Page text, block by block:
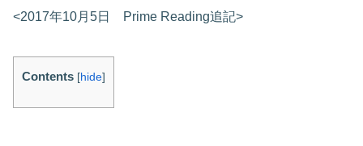
<2017年10月5日 Prime Reading追記>
Contents [hide]